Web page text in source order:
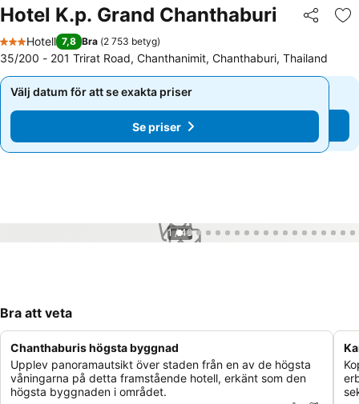
Hotel K.p. Grand Chanthaburi Dela
3 Stjärnor
Hotell 7,8 Bra (2 753 betyg)
35/200 - 201 Trirat Road, Chanthanimit, Chanthaburi, Thailand
Välj datum för att se exakta priser
Se priser
Välj datum för att se exakta priser
Se priser
1 / 49
Bra att veta
Chanthaburis högsta byggnad
Upplev panoramautsikt över staden från en av de högsta
våningarna på detta framstående hotell, erkänt som den
högsta byggnaden i området.